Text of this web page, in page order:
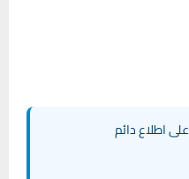
اطلاع دائم